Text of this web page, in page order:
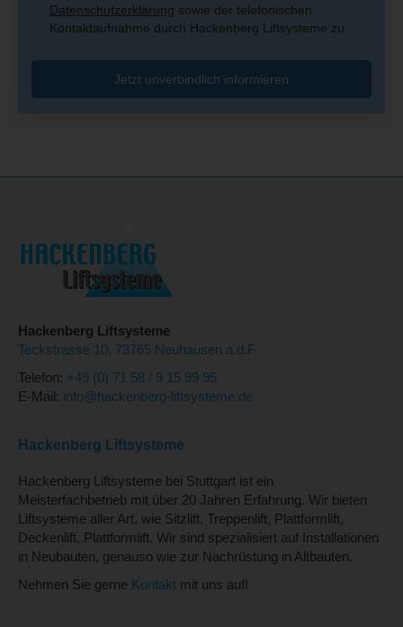
Datenschutzerklärung sowie der telefonischen
Kontaktaufnahme durch Hackenberg Liftsysteme zu.
Jetzt unverbindlich informieren
Hackenberg Liftsysteme
Teckstrasse 10, 73765 Neuhausen a.d.F
Telefon: +49 (0) 71 58 / 9 15 99 95
E-Mail: info@hackenberg-liftsysteme.de
Hackenberg Liftsysteme
Hackenberg Liftsysteme bei Stuttgart ist ein
Meisterfachbetrieb mit über 20 Jahren Erfahrung. Wir bieten
Liftsysteme aller Art, wie Sitzlift, Treppenlift, Plattformlift,
Deckenlift, Plattformlift. Wir sind spezialisiert auf Installationen
in Neubauten, genauso wie zur Nachrüstung in Altbauten.
Nehmen Sie gerne Kontakt mit uns auf!